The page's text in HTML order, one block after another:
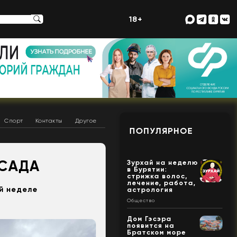
18+
Спорт Контакты Другое
неделе
ПОПУЛЯРНОЕ
Зурхай на неделю
в Бурятии:
стрижка волос,
лечение, работа,
астрология
Общество
Дом Гэсэра
появится на
Братском море